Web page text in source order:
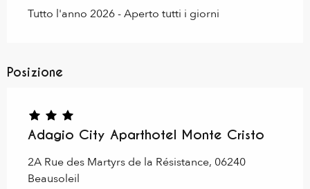
Tutto l'anno 2026 - Aperto tutti i giorni
Posizione
Adagio City Aparthotel Monte Cristo
2A Rue des Martyrs de la Résistance, 06240
Beausoleil